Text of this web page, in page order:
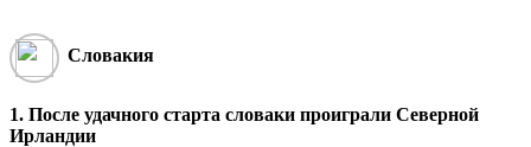
Словакия
1. После удачного старта словаки проиграли Северной
Ирландии